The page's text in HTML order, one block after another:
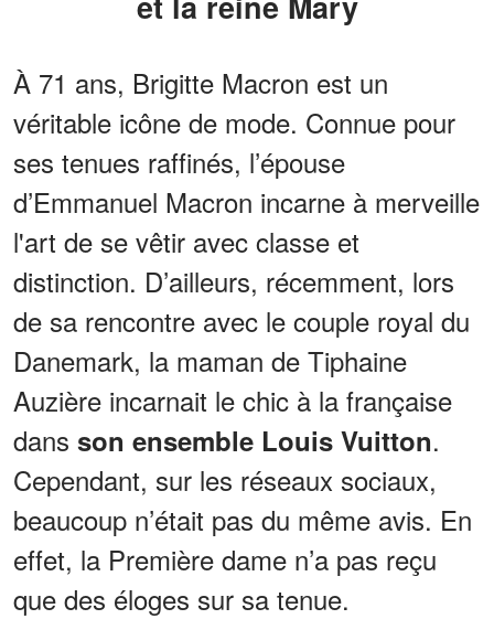
À 71 ans, Brigitte Macron est un
véritable icône de mode. Connue pour
ses tenues raffinés, l’épouse
d’Emmanuel Macron incarne à merveille
l'art de se vêtir avec classe et
distinction. D’ailleurs, récemment, lors
de sa rencontre avec le couple royal du
Danemark, la maman de Tiphaine
Auzière incarnait le chic à la française
dans son ensemble Louis Vuitton.
Cependant, sur les réseaux sociaux,
beaucoup n’était pas du même avis. En
effet, la Première dame n’a pas reçu
que des éloges sur sa tenue.